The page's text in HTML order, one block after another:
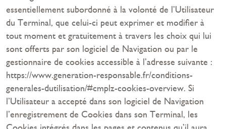
essentiellement subordonné à la volonté de l’Utilisateur
du Terminal, que celui-ci peut exprimer et modifier à
tout moment et gratuitement à travers les choix qui lui
sont offerts par son logiciel de Navigation ou par le
gestionnaire de cookies accessible à l’adresse suivante :
https://www.generation-responsable.fr/conditions-
generales-dutilisation/#cmplz-cookies-overview. Si
l’Utilisateur a accepté dans son logiciel de Navigation
l’enregistrement de Cookies dans son Terminal, les